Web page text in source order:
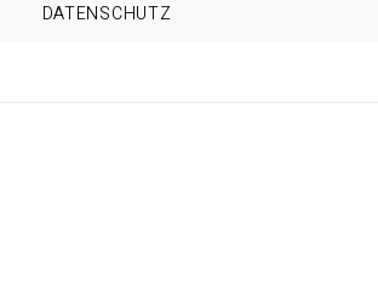
DATENSCHUTZ